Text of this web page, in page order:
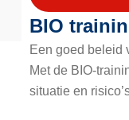
BIO
Een goed beleid
Met de BIO-
situatie en